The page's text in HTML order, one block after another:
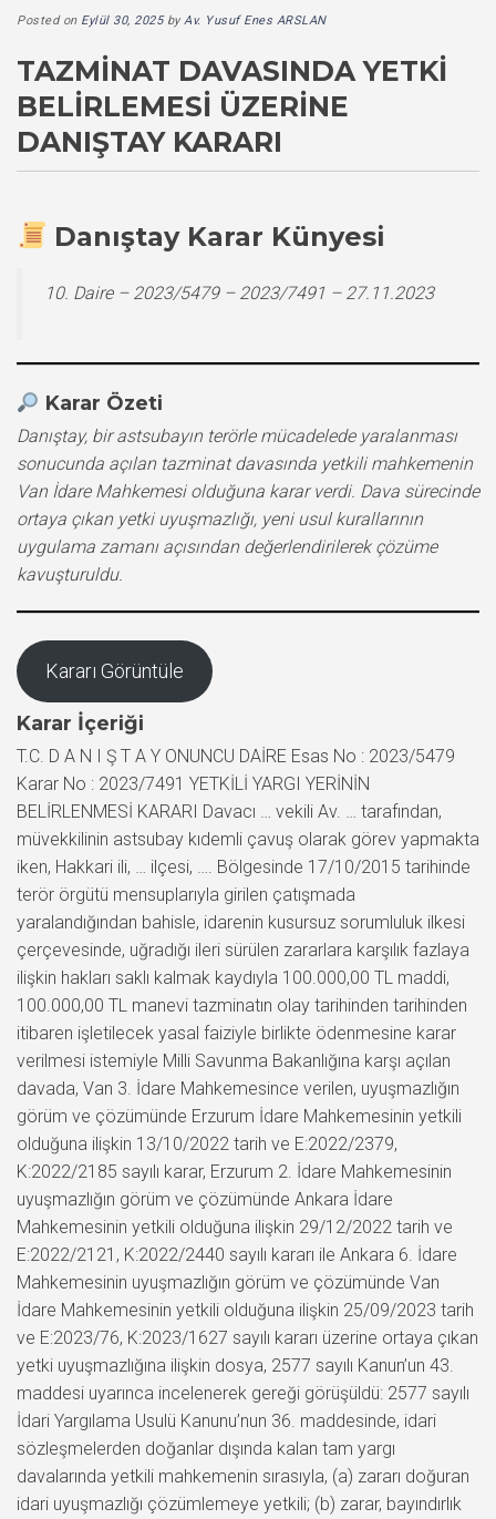
Posted on Eylül 30, 2025byAv. Yusuf Enes ARSLAN
TAZMINAT DAVASINDA YETKI
BELIRLEMESI ÜZERINE
DANIŞTAY KARARI
Danıştay Karar Künyesi
10. Daire – 2023/5479 – 2023/7491 – 27.11.2023
Karar Özeti
Danıştay, bir astsubayın terörle mücadelede yaralanması
sonucunda açılan tazminat davasında yetkili mahkemenin
Van İdare Mahkemesi olduğuna karar verdi. Dava sürecinde
ortaya çıkan yetki uyuşmazlığı, yeni usul kurallarının
uygulama zamanı açısından değerlendirilerek çözüme
kavuşturuldu.
Kararı Görüntüle
Karar İçeriği
T.C. D A N I Ş T A Y ONUNCU DAİRE Esas No : 2023/5479
Karar No : 2023/7491 YETKİLİ YARGI YERİNİN
BELİRLENMESİ KARARI Davacı … vekili Av. … tarafından,
müvekkilinin astsubay kıdemli çavuş olarak görev yapmakta
iken, Hakkari ili, … ilçesi, …. Bölgesinde 17/10/2015 tarihinde
terör örgütü mensuplarıyla girilen çatışmada
yaralandığından bahisle, idarenin kusursuz sorumluluk ilkesi
çerçevesinde, uğradığı ileri sürülen zararlara karşılık fazlaya
ilişkin hakları saklı kalmak kaydıyla 100.000,00 TL maddi,
100.000,00 TL manevi tazminatın olay tarihinden tarihinden
itibaren işletilecek yasal faiziyle birlikte ödenmesine karar
verilmesi istemiyle Milli Savunma Bakanlığına karşı açılan
davada, Van 3. İdare Mahkemesince verilen, uyuşmazlığın
görüm ve çözümünde Erzurum İdare Mahkemesinin yetkili
olduğuna ilişkin 13/10/2022 tarih ve E:2022/2379,
K:2022/2185 sayılı karar, Erzurum 2. İdare Mahkemesinin
uyuşmazlığın görüm ve çözümünde Ankara İdare
Mahkemesinin yetkili olduğuna ilişkin 29/12/2022 tarih ve
E:2022/2121, K:2022/2440 sayılı kararı ile Ankara 6. İdare
Mahkemesinin uyuşmazlığın görüm ve çözümünde Van
İdare Mahkemesinin yetkili olduğuna ilişkin 25/09/2023 tarih
ve E:2023/76, K:2023/1627 sayılı kararı üzerine ortaya çıkan
yetki uyuşmazlığına ilişkin dosya, 2577 sayılı Kanun’un 43.
maddesi uyarınca incelenerek gereği görüşüldü: 2577 sayılı
İdari Yargılama Usulü Kanunu’nun 36. maddesinde, idari
sözleşmelerden doğanlar dışında kalan tam yargı
davalarında yetkili mahkemenin sırasıyla, (a) zararı doğuran
idari uyuşmazlığı çözümlemeye yetkili; (b) zarar, bayındırlık